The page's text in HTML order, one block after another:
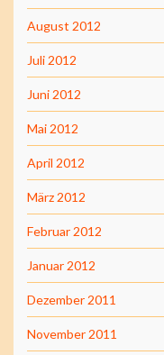
August 2012
Juli 2012
Juni 2012
Mai 2012
April 2012
März 2012
Februar 2012
Januar 2012
Dezember 2011
November 2011